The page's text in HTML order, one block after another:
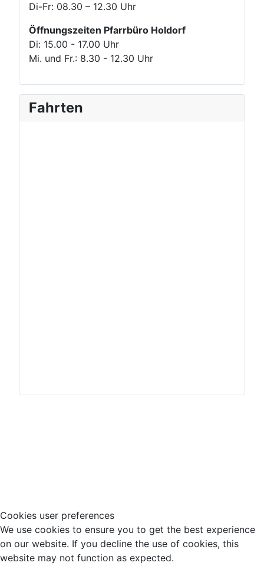
Di-Fr: 08.30 – 12.30 Uhr
Öffnungszeiten Pfarrbüro Holdorf
Di: 15.00 - 17.00 Uhr
Mi. und Fr.: 8.30 - 12.30 Uhr
Fahrten
Cookies user preferences
We use cookies to ensure you to get the best experience
on our website. If you decline the use of cookies, this
website may not function as expected.